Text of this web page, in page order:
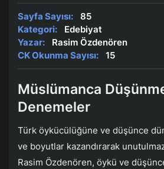
Sayfa Sayısı:
85
Kategori:
Edebiyat
Yazar:
Rasim Özdenören
CK Okunma Sayısı:
15
Müslümanca
Denemeler
Türk öykücülüğüne ve düşünce
ve boyutlar kazandırarak
Rasim Özdenören, öykü ve